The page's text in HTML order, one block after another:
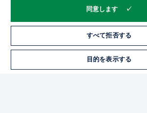
プライバシー・ポリシー 優先設定
放送局
当サイトについて
同意します
すべて拒否する
目的を表示する